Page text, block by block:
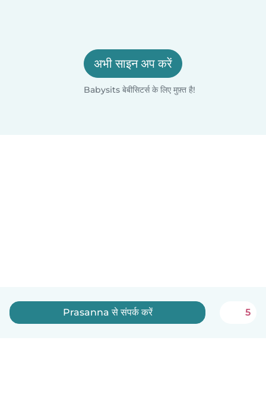
अभी साइन अप करें
Babysits बेबीसिटर्स के लिए मुफ़्त है!
Prasanna से संपर्क करें 5